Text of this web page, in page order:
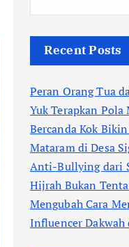
Recent Posts
Peran Orang Tua
Yuk Terapkan
Bercanda Kok
Mataram di Desa
Anti-Bullying dari
Hijrah Bukan
Mengubah Cara
Influencer